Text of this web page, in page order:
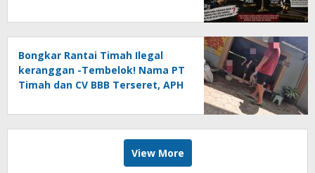
Bongkar Rantai Timah Ilegal
keranggan -Tembelok! Nama PT
Timah dan CV BBB Terseret, APH
View More